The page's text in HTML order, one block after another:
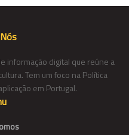
informação digital que reúne a
Tem um foco na Política
em Portugal.